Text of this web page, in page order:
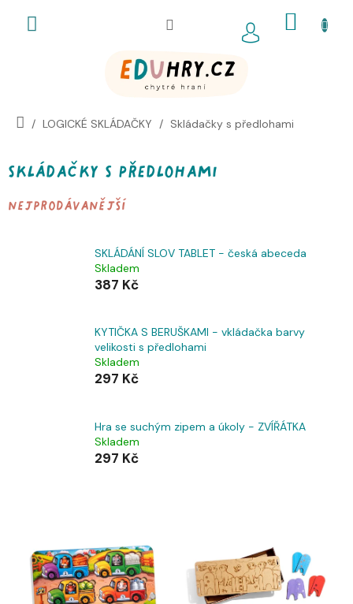
obsah
LOGICKÉ SKLÁDAČKY Skládačky s předlohami
Skládačky s předlohami
Nejprodávanější
SKLÁDÁNÍ SLOV TABLET - česká abeceda
Skladem
387 Kč
KYTIČKA S BERUŠKAMI - vkládačka barvy
velikosti s předlohami
Skladem
297 Kč
Hra se suchým zipem a úkoly - ZVÍŘÁTKA
Skladem
297 Kč